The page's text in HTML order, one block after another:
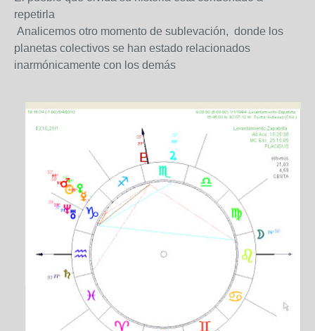
repetirla
Analicemos otro momento de sublevación, donde los
planetas colectivos se han estado relacionados
inarmónicamente con los demás